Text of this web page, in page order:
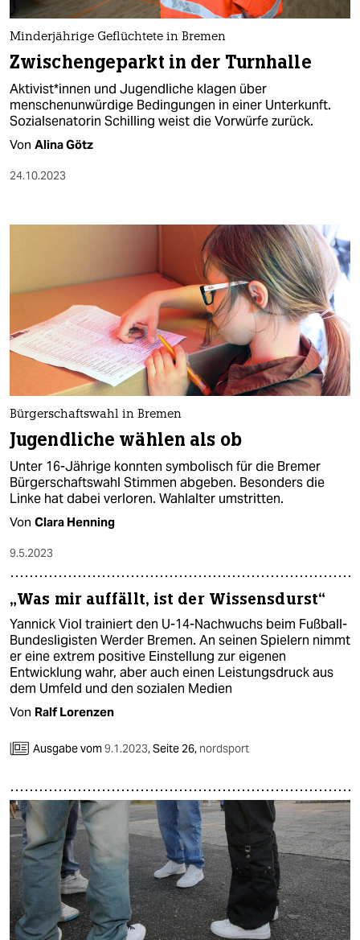
Minderjährige Geflüchtete in Bremen
Zwischengeparkt in der Turnhalle
Ak­ti­vis­t*in­nen und Jugendliche klagen über
menschenunwürdige Bedingungen in einer Unterkunft.
Sozialsenatorin Schilling weist die Vorwürfe zurück.
Von Alina Götz
24.10.2023
Bürgerschaftswahl in Bremen
Jugendliche wählen als ob
Unter 16-Jährige konnten symbolisch für die Bremer
Bürgerschaftswahl Stimmen abgeben. Besonders die
Linke hat dabei verloren. Wahlalter umstritten.
Von Clara Henning
9.5.2023
„Was mir auffällt, ist der Wissensdurst“
Yannick Viol trainiert den U-14-Nachwuchs beim Fußball-
Bundesligisten Werder Bremen. An seinen Spielern nimmt
er eine extrem positive Einstellung zur eigenen
Entwicklung wahr, aber auch einen Leistungsdruck aus
dem Umfeld und den sozialen Medien
Von Ralf Lorenzen
Ausgabe vom9.1.2023,Seite 26, nordsport